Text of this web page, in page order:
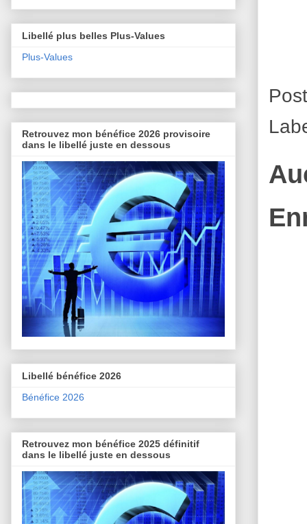
Libellé plus belles Plus-Values
Plus-Values
Retrouvez mon bénéfice 2026 provisoire
dans le libellé juste en dessous
Libellé bénéfice 2026
Bénéfice 2026
Retrouvez mon bénéfice 2025 définitif
dans le libellé juste en dessous